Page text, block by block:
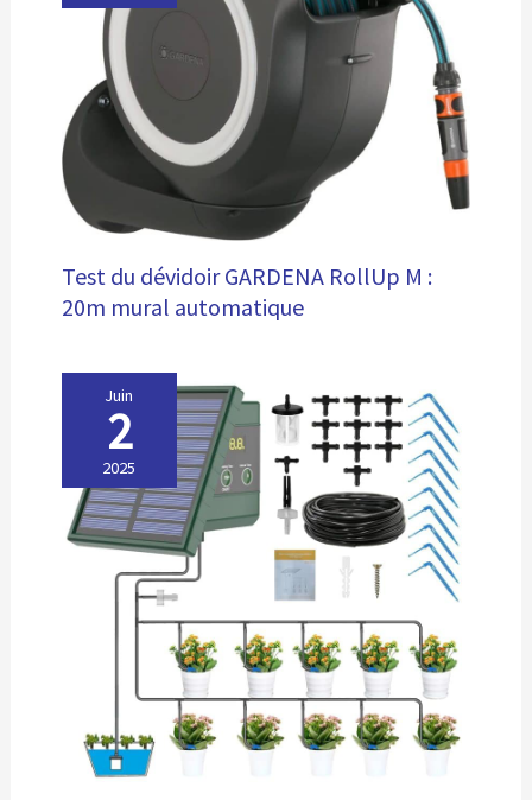
Test du dévidoir GARDENA RollUp M :
20m mural automatique
Juin
2
2025